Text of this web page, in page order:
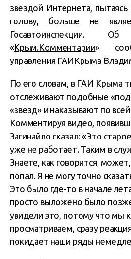
звездой Интернета,
голову, больше не
Госавтоинспекции.
«Крым.Комментарии»
управления ГАИКрыма
По его словам, в ГАИ Крыма
отслеживают подобные
«звезд» и наказывают по
Комментируя видео,
Загинайло сказал: «Это
уже не работает. Таким в
Знаете, как говорится,
попал. Я не могу точно
Это было где-то в начале
просто выложено было
увидели это, потому что мы
просматриваем, сразу
покидает наши ряды